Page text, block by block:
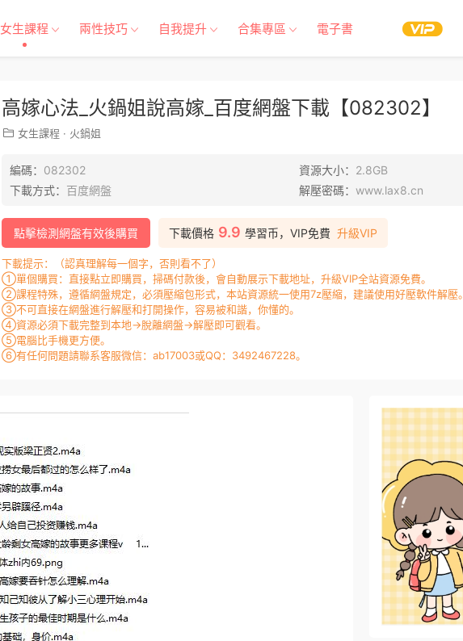
女生課程 兩性技巧 自我提升 合集專區 電子書
高嫁心法_火鍋姐說高嫁_百度網盤下載【082302】
女生課程 · 火鍋姐
編碼： 082302 資源大小： 2.8GB
下載方式： 百度網盤 解壓密碼： www.lax8.cn
下載價格 9.9 學習币，VIP免費 升級VIP
點擊檢測網盤有效後購買
下載提示：（認真理解每一個字，否則看不了）
①單個購買：直接點立即購買，掃碼付款後，會自動展示下載地址，升級VIP全站資源免費。
②課程特殊，遵循網盤規定，必須壓縮包形式，本站資源統一使用7z壓縮，建議使用好壓軟件解壓。
③不可直接在網盤進行解壓和打開操作，容易被和諧，你懂的。
④資源必須下載完整到本地→脫離網盤→解壓即可觀看。
⑤電腦比手機更方便。
⑥有任何問題請聯系客服微信：ab17003或QQ：3492467228。